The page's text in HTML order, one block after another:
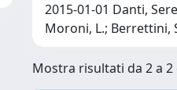
2015-01-01 Danti,
Moroni, L.; Berrettini,
Mostra risultati da 2 a 2